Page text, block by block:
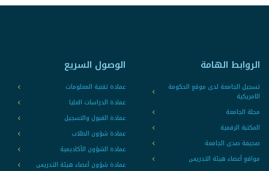
الروابط الهامة
تسجيل الجامعة لدى موقع الحكومة
الامريكية
مجلة الجامعة
المكتبة الرقمية
صحيفة صدى الجامعة
مواقع أعضاء هيئة التدريس
الوصول السريع
عمادة تقنية المعلومات
عمادة الدراسات العليا
عمادة القبول والتسجيل
عمادة شؤون الطلاب
عمادة الشؤون الأكاديمية
عمادة شؤون أعضاء هيئة التدريس